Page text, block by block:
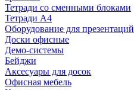
Тетради со сменными блоками
Тетради А4
Оборудование для презентаций
Доски офисные
Демо-системы
Бейджи
Аксесуары для досок
Офисная мебель